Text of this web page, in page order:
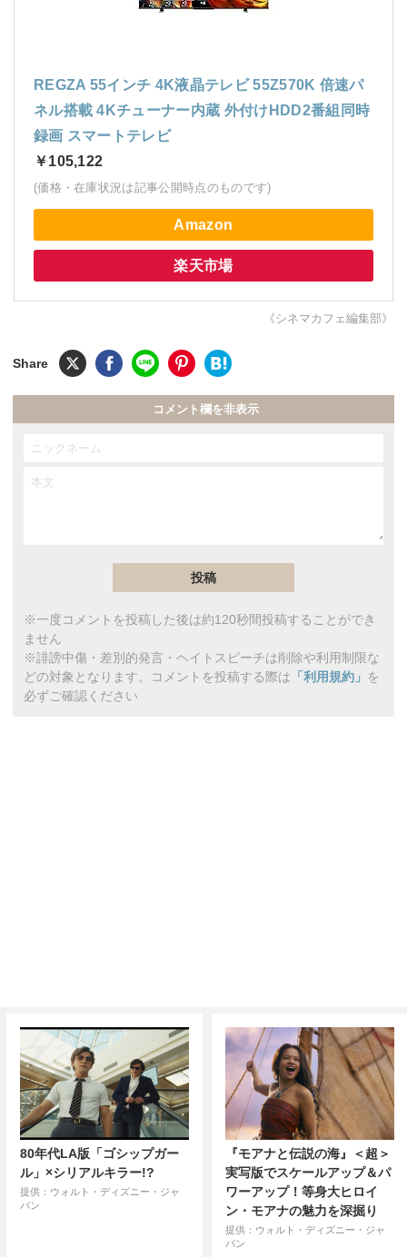
REGZA 55インチ 4K液晶テレビ 55Z570K 倍速パ
ネル搭載 4Kチューナー内蔵 外付けHDD2番組同時
録画 スマートテレビ
￥105,122
(価格・在庫状況は記事公開時点のものです)
Amazon
楽天市場
《シネマカフェ編集部》
コメント欄を非表示
※一度コメントを投稿した後は約120秒間投稿することができ
ません
※誹謗中傷・差別的発言・ヘイトスピーチは削除や利用制限な
どの対象となります。コメントを投稿する際は 「利用規約」 を
必ずご確認ください
80年代LA版「ゴシップガー
ル」×シリアルキラー!?
提供：ウォルト・ディズニー・ジャ
パン
『モアナと伝説の海』＜超＞
実写版でスケールアップ＆パ
ワーアップ！等身大ヒロイ
ン・モアナの魅力を深掘り
提供：ウォルト・ディズニー・ジャ
パン